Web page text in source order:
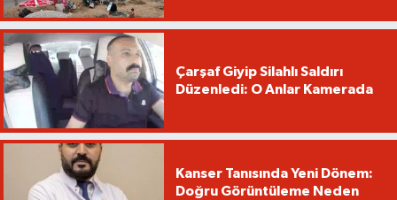
Çarşaf Giyip Silahlı Saldırı
Düzenledi: O Anlar Kamerada
Kanser Tanısında Yeni Dönem:
Doğru Görüntüleme Neden